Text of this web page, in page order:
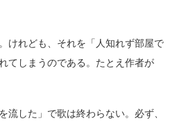
けれども、それを「人知れず部屋で
てしまうのである。たとえ作者が
した」で歌は終わらない。必ず、